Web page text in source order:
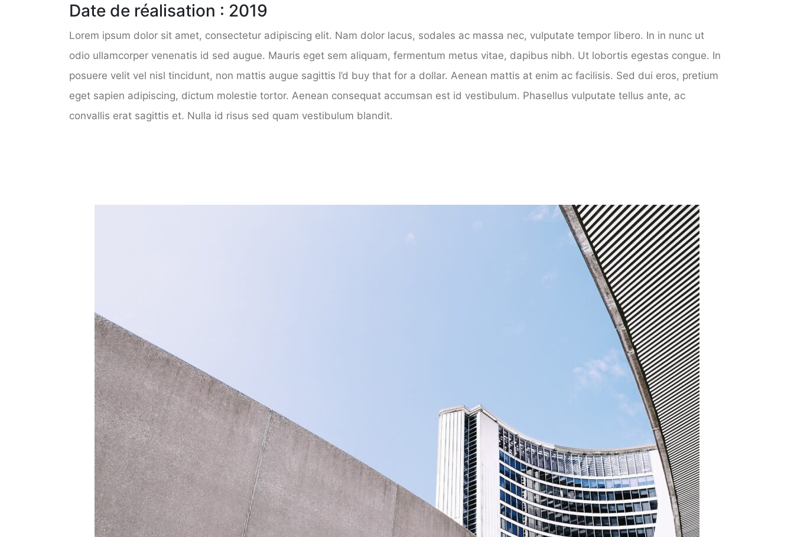
Date de réalisation : 2019
Lorem ipsum dolor sit amet, consectetur adipiscing elit. Nam dolor lacus, sodales ac massa nec, vulputate tempor libero. In in nunc ut
odio ullamcorper venenatis id sed augue. Mauris eget sem aliquam, fermentum metus vitae, dapibus nibh. Ut lobortis egestas congue. In
posuere velit vel nisl tincidunt, non mattis augue sagittis I’d buy that for a dollar. Aenean mattis at enim ac facilisis. Sed dui eros, pretium
eget sapien adipiscing, dictum molestie tortor. Aenean consequat accumsan est id vestibulum. Phasellus vulputate tellus ante, ac
convallis erat sagittis et. Nulla id risus sed quam vestibulum blandit.